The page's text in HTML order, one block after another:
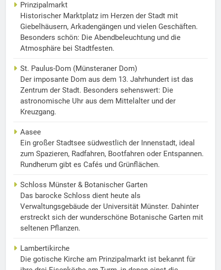
Prinzipalmarkt
Historischer Marktplatz im Herzen der Stadt mit
Giebelhäusern, Arkadengängen und vielen Geschäften.
Besonders schön: Die Abendbeleuchtung und die
Atmosphäre bei Stadtfesten.
St. Paulus-Dom (Münsteraner Dom)
Der imposante Dom aus dem 13. Jahrhundert ist das
Zentrum der Stadt. Besonders sehenswert: Die
astronomische Uhr aus dem Mittelalter und der
Kreuzgang.
Aasee
Ein großer Stadtsee südwestlich der Innenstadt, ideal
zum Spazieren, Radfahren, Bootfahren oder Entspannen.
Rundherum gibt es Cafés und Grünflächen.
Schloss Münster & Botanischer Garten
Das barocke Schloss dient heute als
Verwaltungsgebäude der Universität Münster. Dahinter
erstreckt sich der wunderschöne Botanische Garten mit
seltenen Pflanzen.
Lambertikirche
Die gotische Kirche am Prinzipalmarkt ist bekannt für